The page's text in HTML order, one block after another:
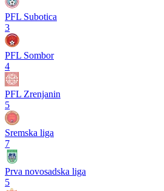
PFL Subotica
3
PFL Sombor
4
PFL Zrenjanin
5
Sremska liga
7
Prva novosadska liga
5